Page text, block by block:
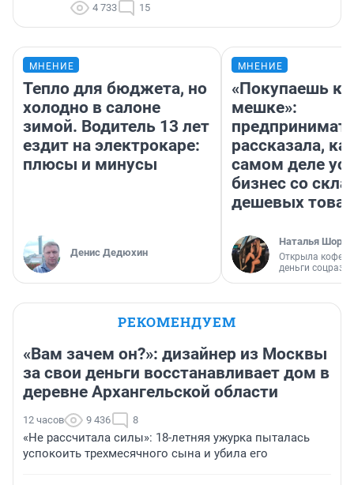
4 733 15
МНЕНИЕ
Тепло для бюджета, но
холодно в салоне
зимой. Водитель 13 лет
ездит на электрокаре:
плюсы и минусы
Денис Дедюхин
МНЕНИЕ
«Покупаешь
мешке»:
рассказала,
самом деле
бизнес со
дешевых
Наталья
Открыла
деньги
РЕКОМЕНДУЕМ
«Вам зачем он?»: дизайнер из Москвы
за свои деньги восстанавливает дом в
деревне Архангельской области
12 часов 9 436 8
«Не рассчитала силы»: 18-летняя ужурка пыталась
успокоить трехмесячного сына и убила его